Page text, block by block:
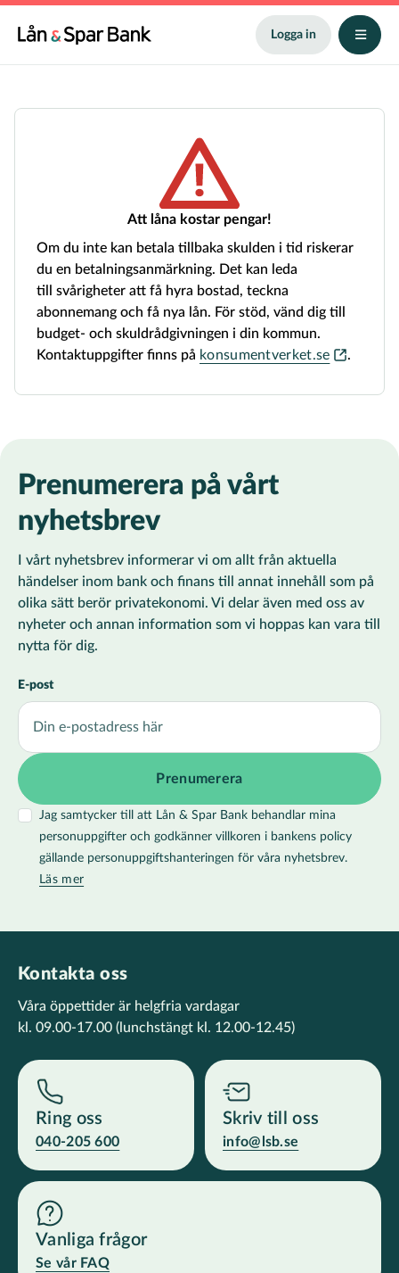
Hoppa
Logga in
om
direkt
Att låna kostar pengar!
Om du inte kan betala tillbaka skulden i tid riskerar
du en betalningsanmärkning. Det kan leda
till svårigheter att få hyra bostad, teckna
abonnemang och få nya lån. För stöd, vänd dig till
budget- och skuldrådgivningen i din kommun.
Kontaktuppgifter finns på konsumentverket.se .
Prenumerera på vårt
nyhetsbrev
I vårt nyhetsbrev informerar vi om allt från aktuella
händelser inom bank och finans till annat innehåll som på
olika sätt berör privatekonomi. Vi delar även med oss av
nyheter och annan information som vi hoppas kan vara till
nytta för dig.
E-post
Jag samtycker till att Lån & Spar Bank behandlar mina
personuppgifter och godkänner villkoren i bankens policy
gällande personuppgiftshanteringen för våra nyhetsbrev.
Läs mer
Kontakta oss
Våra öppettider är helgfria vardagar
kl. 09.00-17.00 (lunchstängt kl. 12.00-12.45)
Ring oss
040-205 600
Skriv till oss
info@lsb.se
Vanliga frågor
Se vår FAQ